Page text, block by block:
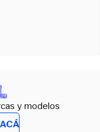
y modelos